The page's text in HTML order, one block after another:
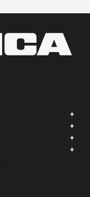
+
+
+
+